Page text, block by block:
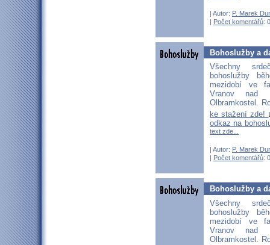
| Autor: P. Marek
Počet komentářů:
Bohoslužby a
Všechny
bohoslužby
mezidobí ve
Vranov nad
Olbramkostel.
ke stažení zde!
odkaz na
text zde...
| Autor: P. Marek
Počet komentářů:
Bohoslužby a
Všechny
bohoslužby
mezidobí ve
Vranov nad
Olbramkostel.